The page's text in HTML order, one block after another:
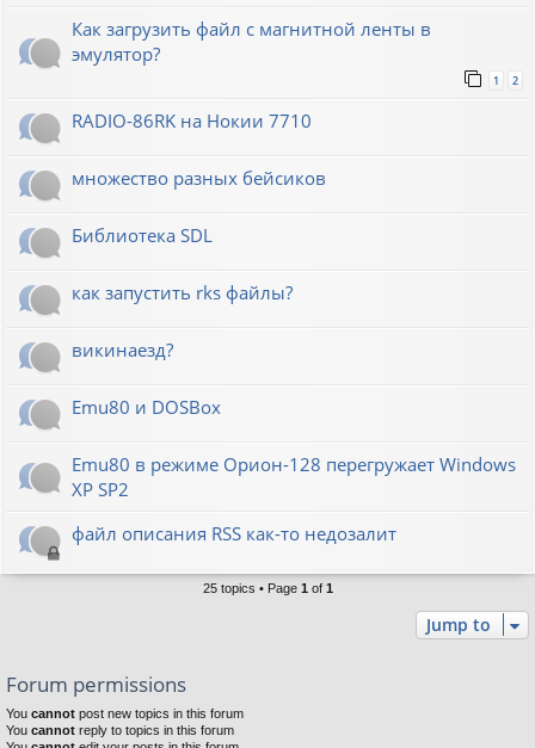
Как загрузить файл с магнитной ленты в
эмулятор?
1 2
RADIO-86RK на Нокии 7710
множество разных бейсиков
Библиотека SDL
как запустить rks файлы?
викинаезд?
Emu80 и DOSBox
Emu80 в режиме Орион-128 перегружает Windows
XP SP2
файл описания RSS как-то недозалит
25 topics • Page 1 of 1
Jump to
Forum permissions
You cannot post new topics in this forum
You cannot reply to topics in this forum